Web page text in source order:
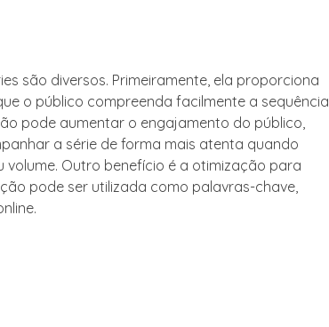
são diversos. Primeiramente, ela proporciona
o público compreenda facilmente a sequência
pode aumentar o engajamento do público,
a série de forma mais atenta quando
volume. Outro benefício é a otimização para
pode ser utilizada como palavras-chave,